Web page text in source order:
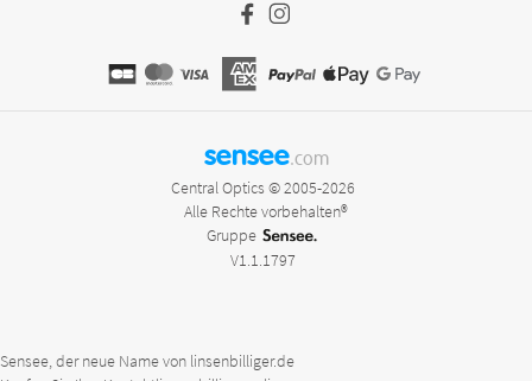
sensee.com
Central Optics © 2005-2026
Alle Rechte vorbehalten®
Gruppe
V1.1.1797
Sensee, der neue Name von linsenbilliger.de